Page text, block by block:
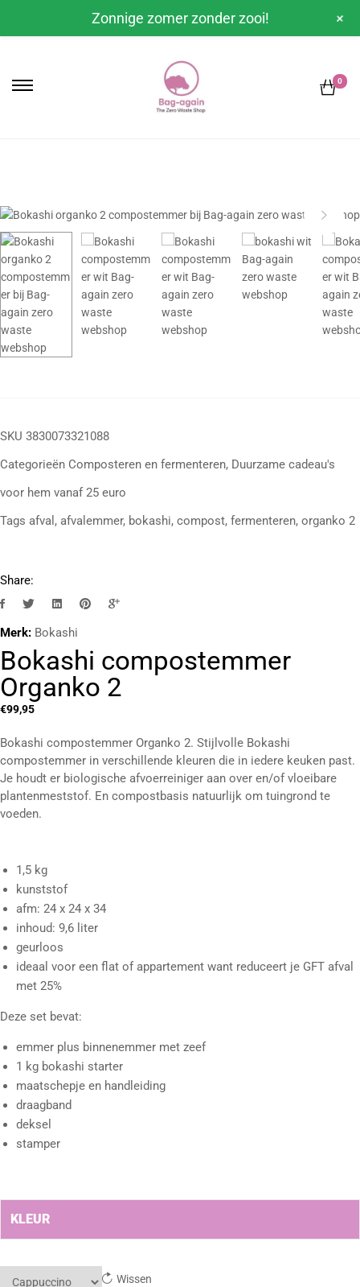
0
SKU 3830073321088
Categorieën Composteren en fermenteren, Duurzame cadeau's
voor hem vanaf 25 euro
Tags afval , afvalemmer, bokashi, compost, fermenteren, organko 2
Share:
Merk: Bokashi
Bokashi compostemmer
Organko 2
€99,95
Bokashi compostemmer Organko 2. Stijlvolle Bokashi
compostemmer in verschillende kleuren die in iedere keuken past.
Je houdt er biologische afvoerreiniger aan over en/of vloeibare
plantenmeststof. En compostbasis natuurlijk om tuingrond te
voeden.
1,5 kg
kunststof
afm: 24 x 24 x 34
inhoud: 9,6 liter
geurloos
ideaal voor een flat of appartement want reduceert je GFT afval
met 25%
Deze set bevat:
emmer plus binnenemmer met zeef
1 kg bokashi starter
maatschepje en handleiding
draagband
deksel
stamper
KLEUR
Wissen
Zonnige zomer zonder zooi! +